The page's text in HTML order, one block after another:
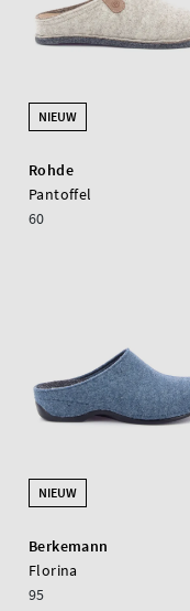
NIEUW
Rohde
Pantoffel
60
NIEUW
Berkemann
Florina
95